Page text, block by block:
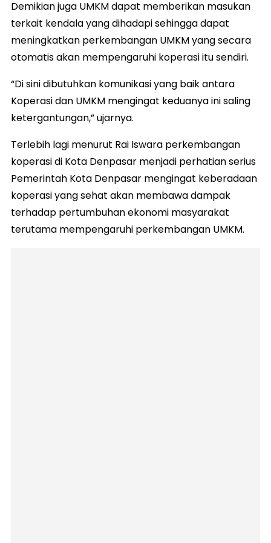
Demikian juga UMKM dapat memberikan masukan
terkait kendala yang dihadapi sehingga dapat
meningkatkan perkembangan UMKM yang secara
otomatis akan mempengaruhi koperasi itu sendiri.
“Di sini dibutuhkan komunikasi yang baik antara
Koperasi dan UMKM mengingat keduanya ini saling
ketergantungan,” ujarnya.
Terlebih lagi menurut Rai Iswara perkembangan
koperasi di Kota Denpasar menjadi perhatian serius
Pemerintah Kota Denpasar mengingat keberadaan
koperasi yang sehat akan membawa dampak
terhadap pertumbuhan ekonomi masyarakat
terutama mempengaruhi perkembangan UMKM.